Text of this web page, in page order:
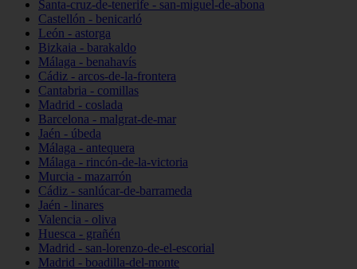
Santa-cruz-de-tenerife - san-miguel-de-abona
Castellón - benicarló
León - astorga
Bizkaia - barakaldo
Málaga - benahavís
Cádiz - arcos-de-la-frontera
Cantabria - comillas
Madrid - coslada
Barcelona - malgrat-de-mar
Jaén - úbeda
Málaga - antequera
Málaga - rincón-de-la-victoria
Murcia - mazarrón
Cádiz - sanlúcar-de-barrameda
Jaén - linares
Valencia - oliva
Huesca - grañén
Madrid - san-lorenzo-de-el-escorial
Madrid - boadilla-del-monte